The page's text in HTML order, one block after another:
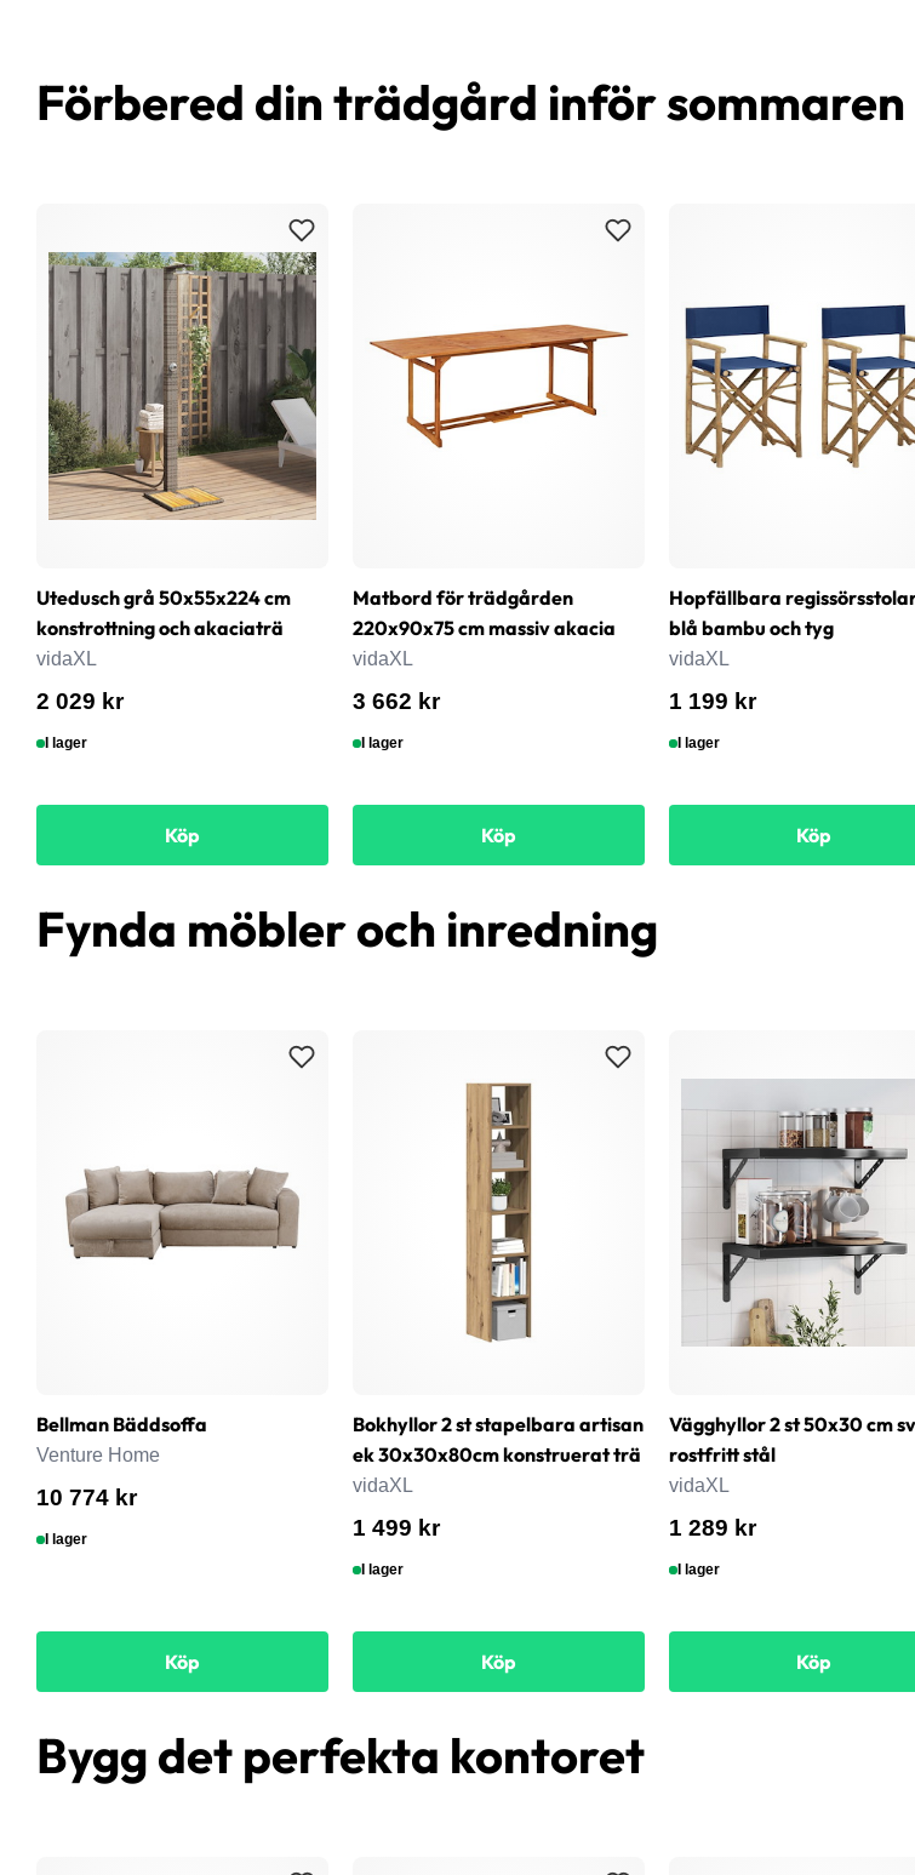
Förbered din trädgård inför sommaren
Utedusch grå 50x55x224 cm
konstrottning och akaciaträ
vidaXL
2 029 kr
I lager
Köp
Matbord för trädgården
220x90x75 cm massiv akacia
vidaXL
3 662 kr
I lager
Köp
Hopfällbara
blå bambu och tyg
vidaXL
1 199 kr
I lager
Köp
Fynda möbler och inredning
Bellman Bäddsoffa
Venture Home
10 774 kr
I lager
Köp
Bokhyllor 2 st stapelbara artisan
ek 30x30x80cm konstruerat trä
vidaXL
1 499 kr
I lager
Köp
Vägghyllor 2 st 50x30 cm
rostfritt stål
vidaXL
1 289 kr
I lager
Köp
Bygg det perfekta kontoret